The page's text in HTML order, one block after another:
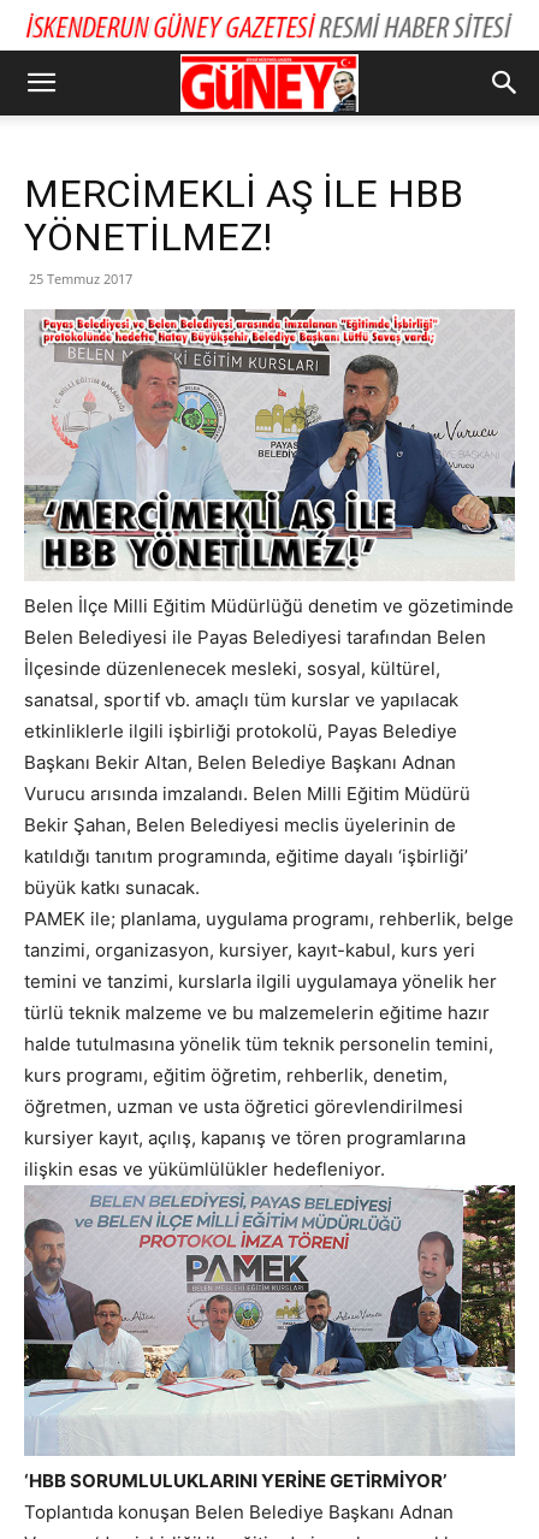
MERCİMEKLİ AŞ İLE HBB
YÖNETİLMEZ!
25 Temmuz 2017
Belen İlçe Milli Eğitim Müdürlüğü denetim ve gözetiminde
Belen Belediyesi ile Payas Belediyesi tarafından Belen
İlçesinde düzenlenecek mesleki, sosyal, kültürel,
sanatsal, sportif vb. amaçlı tüm kurslar ve yapılacak
etkinliklerle ilgili işbirliği protokolü, Payas Belediye
Başkanı Bekir Altan, Belen Belediye Başkanı Adnan
Vurucu arısında imzalandı. Belen Milli Eğitim Müdürü
Bekir Şahan, Belen Belediyesi meclis üyelerinin de
katıldığı tanıtım programında, eğitime dayalı ‘işbirliği’
büyük katkı sunacak.
PAMEK ile; planlama, uygulama programı, rehberlik, belge
tanzimi, organizasyon, kursiyer, kayıt-kabul, kurs yeri
temini ve tanzimi, kurslarla ilgili uygulamaya yönelik her
türlü teknik malzeme ve bu malzemelerin eğitime hazır
halde tutulmasına yönelik tüm teknik personelin temini,
kurs programı, eğitim öğretim, rehberlik, denetim,
öğretmen, uzman ve usta öğretici görevlendirilmesi
kursiyer kayıt, açılış, kapanış ve tören programlarına
ilişkin esas ve yükümlülükler hedefleniyor.
‘HBB SORUMLULUKLARINI YERİNE GETİRMİYOR’
Toplantıda konuşan Belen Belediye Başkanı Adnan